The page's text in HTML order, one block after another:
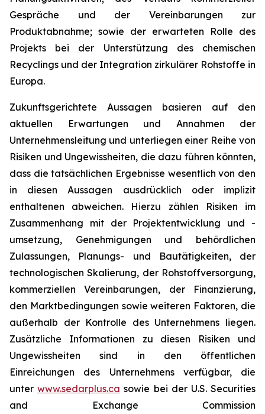
Gespräche und der Vereinbarungen zur
Produktabnahme; sowie der erwarteten Rolle des
Projekts bei der Unterstützung des chemischen
Recyclings und der Integration zirkulärer Rohstoffe in
Europa.
Zukunftsgerichtete Aussagen basieren auf den
aktuellen Erwartungen und Annahmen der
Unternehmensleitung und unterliegen einer Reihe von
Risiken und Ungewissheiten, die dazu führen könnten,
dass die tatsächlichen Ergebnisse wesentlich von den
in diesen Aussagen ausdrücklich oder implizit
enthaltenen abweichen. Hierzu zählen Risiken im
Zusammenhang mit der Projektentwicklung und -
umsetzung, Genehmigungen und behördlichen
Zulassungen, Planungs- und Bautätigkeiten, der
technologischen Skalierung, der Rohstoffversorgung,
kommerziellen Vereinbarungen, der Finanzierung,
den Marktbedingungen sowie weiteren Faktoren, die
außerhalb der Kontrolle des Unternehmens liegen.
Zusätzliche Informationen zu diesen Risiken und
Ungewissheiten sind in den öffentlichen
Einreichungen des Unternehmens verfügbar, die
unterwww.sedarplus.ca sowie bei der U.S. Securities
and Exchange Commission